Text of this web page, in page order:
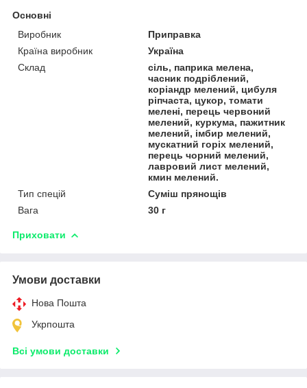
Основні
Виробник
Приправка
Країна виробник
Україна
Склад
сіль, паприка мелена,
часник подріблений,
коріандр мелений, цибуля
ріпчаста, цукор, томати
мелені, перець червоний
мелений, куркума, пажитник
мелений, імбир мелений,
мускатний горіх мелений,
перець чорний мелений,
лавровий лист мелений,
кмин мелений.
Тип спецій
Суміш прянощів
Вага
30 г
Приховати
Умови доставки
Нова Пошта
Укрпошта
Всі умови доставки